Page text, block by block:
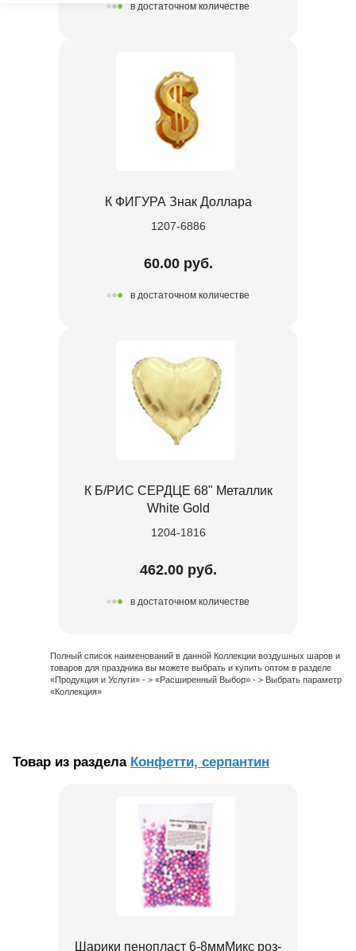
в достаточном количестве
К ФИГУРА Знак Доллара
1207-6886
60.00 руб.
в достаточном количестве
К Б/РИС СЕРДЦЕ 68" Металлик
White Gold
1204-1816
462.00 руб.
в достаточном количестве
Полный список наименований в данной Коллекции воздушных шаров и
товаров для праздника вы можете выбрать и купить оптом в разделе
«Продукция и Услуги» - > «Расширенный Выбор» - > Выбрать параметр
«Коллекция»
Товар из раздела Конфетти, серпантин
Шарики пенопласт 6-8ммМикс роз-